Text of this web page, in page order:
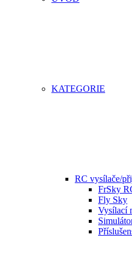
KATEGORIE
RC vysílače/
FrSky
Fly Sky
Vysílací